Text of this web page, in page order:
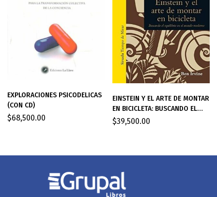
EXPLORACIONES PSICODELICAS
(CON CD)
$68,500.00
EINSTEIN Y EL ARTE DE MONTAR
EN BICICLETA: BUSCANDO EL
EQUILIBRIO EN EL MUNDO
$39,500.00